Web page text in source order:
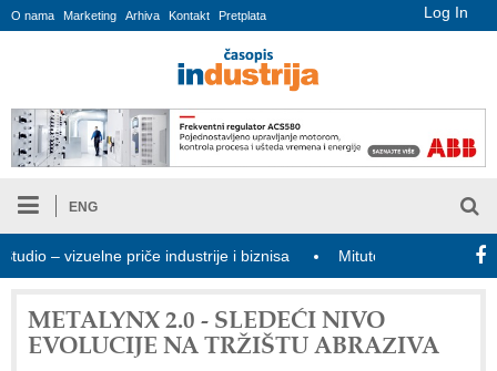
Log In
O nama Marketing Arhiva Kontakt Pretplata
ENG
– vizuelne priče industrije i biznisa Mitutoyo Crysta-Apex V
METALYNX 2.0 - SLEDEĆI NIVO
EVOLUCIJE NA TRŽIŠTU ABRAZIVA